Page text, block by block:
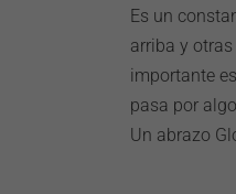
Es un
arriba y
importante
pasa por
Un abrazo